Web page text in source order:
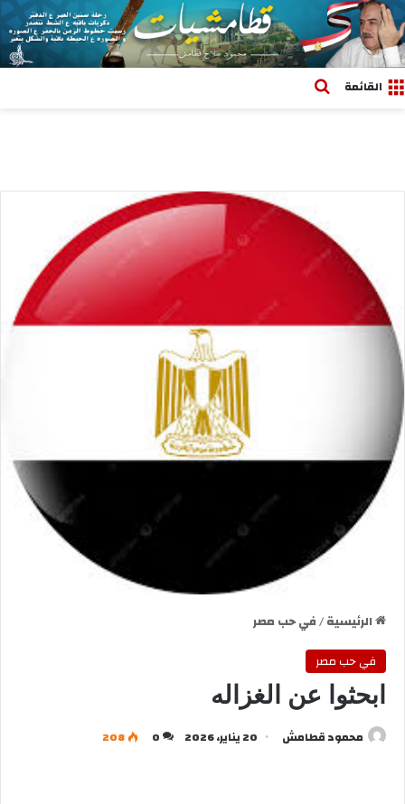
القائمة
الرئيسية/في حب مصر
في حب مصر
ابحثوا عن الغزاله
محمود قطامش 20 يناير، 2026 0
208